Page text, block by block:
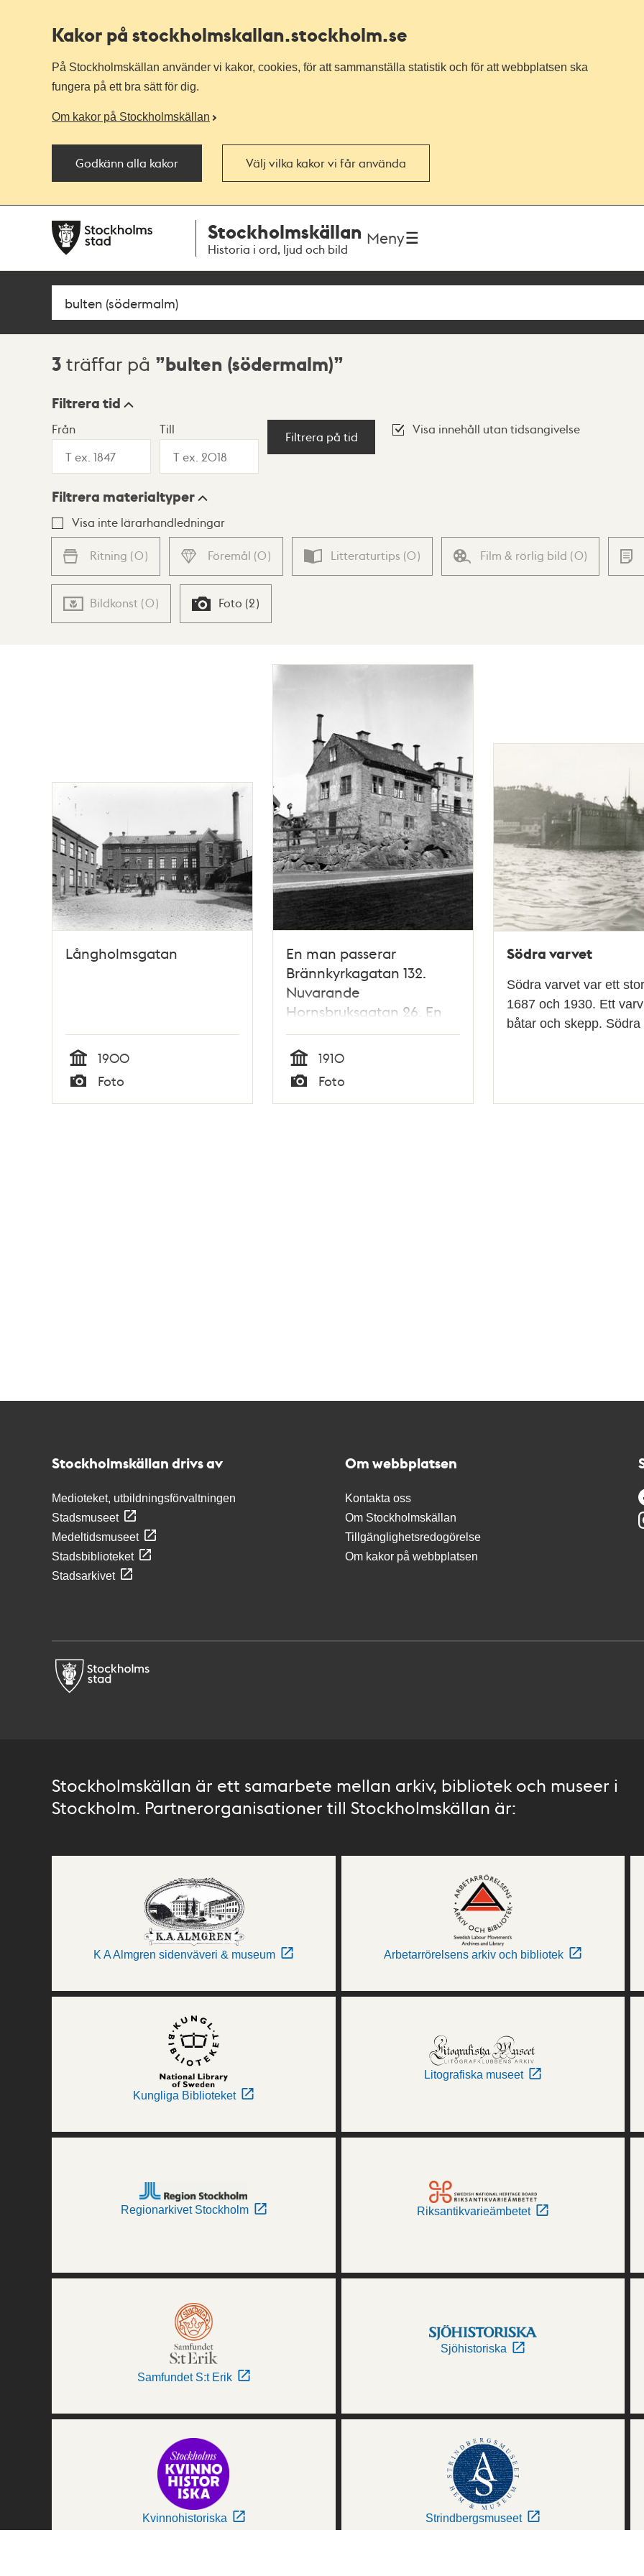
Kakor på stockholmskallan.stockholm.se
På Stockholmskällan använder vi kakor, cookies, för att sammanställa statistik och för att webbplatsen ska
fungera på ett bra sätt för dig.
Om kakor på Stockholmskällan
Godkänn alla kakor Välj vilka kakor vi får använda
navigationen
huvudinnehållet
Stockholmskällan
Historia i ord, ljud och bild
Meny
Sök
Sökresultat
3 träffar på bulten (södermalm)
Visningsläge
Lista Karta
Filtrera tid
Från Till
Filtrera på tid
Visa innehåll utan tidsangivelse
Filtrera materialtyper
Visa inte lärarhandledningar
Ritning (0) Föremål (0) Litteraturtips (0) Film & rörlig bild (0)
Bildkonst (0) Foto (2)
Långholmsgatan
Tid
1900
Typ
Foto
En man passerar
Brännkyrkagatan 132.
Nuvarande
Hornsbruksgatan 26. En
fågelholk t.v. i fonden
Tid
1910
Typ
Foto
Södra varvet
Södra varvet var ett
1687 och 1930. Ett
båtar och skepp.
Stockholmskällan drivs av
Medioteket, utbildningsförvaltningen
Stadsmuseet
Medeltidsmuseet
Stadsbiblioteket
Stadsarkivet
Om webbplatsen
Kontakta oss
Om Stockholmskällan
Tillgänglighetsredogörelse
Om kakor på webbplatsen
Stockholmskällan är ett samarbete mellan arkiv, bibliotek och museer i
Stockholm. Partnerorganisationer till Stockholmskällan är:
K A Almgren sidenväveri & museum Arbetarrörelsens arkiv och bibliotek
Kungliga Biblioteket
Litografiska museet
Regionarkivet Stockholm Riksantikvarieämbetet
Samfundet S:t Erik
Sjöhistoriska
Kvinnohistoriska Strindbergsmuseet